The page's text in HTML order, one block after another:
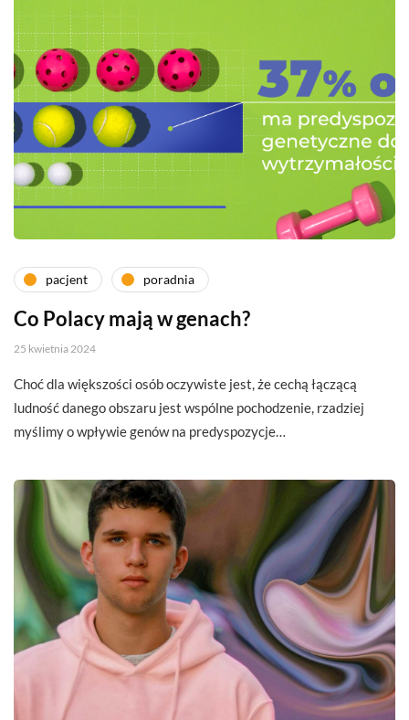
pacjent poradnia
Co Polacy mają w genach?
25 kwietnia 2024
Choć dla większości osób oczywiste jest, że cechą łączącą
ludność danego obszaru jest wspólne pochodzenie, rzadziej
myślimy o wpływie genów na predyspozycje…